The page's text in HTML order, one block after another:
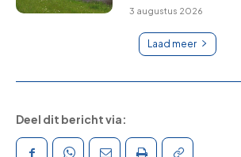
3 augustus 2026
Laad meer
Deel dit bericht via: